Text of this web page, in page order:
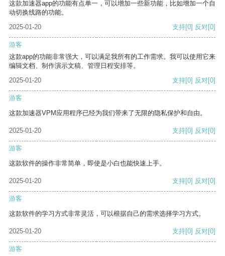
这款加速器app的功能有点单一，可以增加一些新功能，比如增加一个自
动切换线路的功能。
2025-01-20
支持[0] 反对[0]
游客
这款app的功能非常强大，可以满足我所有的工作需求。我可以使用它来
编辑文档、制作演示文稿、管理日程安排等。
2025-01-20
支持[0] 反对[0]
游客
这款加速器VPM应用程序已经为我们带来了无限的隐私保护和自由。
2025-01-20 支持[0] 反对[0]
游客
这款软件的操作非常简单，即使是小白也能快速上手。
2025-01-20 支持[0] 反对[0]
游客
这款软件的学习方式非常灵活，可以根据自己的需求选择学习方式。
2025-01-20 支持[0] 反对[0]
游客